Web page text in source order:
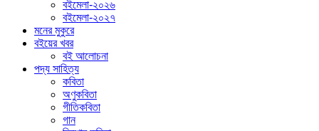
বইমেলা-২০২৬
বইমেলা-২০২৭
মনের মুকুরে
বইয়ের খবর
বই আলোচনা
পদ্য সাহিত্য
কবিতা
অণুকবিতা
গীতিকবিতা
গান